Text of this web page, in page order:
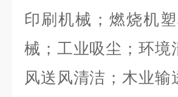
印刷机械；燃烧机
械；工业吸尘；环境
风送风清洁；木业